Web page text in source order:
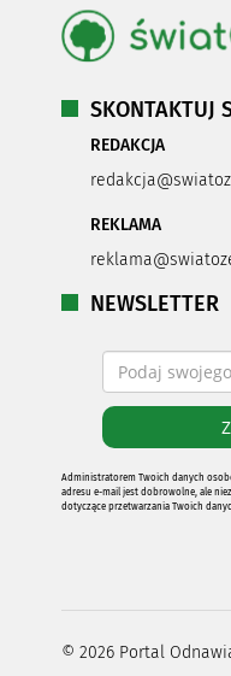
SKONTAKTUJ
REDAKCJA
REKLAMA
NEWSLETTER
Administratorem Twoich danych
adresu e-mail jest dobrowolne, ale
dotyczące przetwarzania Twoich
© 2026Portal